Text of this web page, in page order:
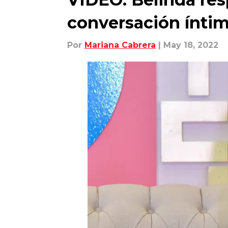
conversación
Por Mariana Cabrera | May 18, 2022